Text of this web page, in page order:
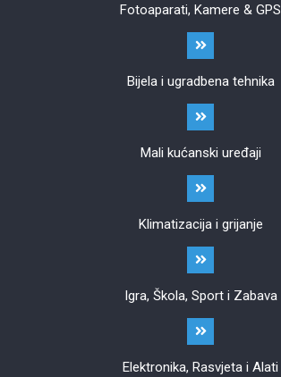
Fotoaparati, Kamere & GPS
Bijela i ugradbena tehnika
Mali kućanski uređaji
Klimatizacija i grijanje
Igra, Škola, Sport i Zabava
Elektronika, Rasvjeta i Alati